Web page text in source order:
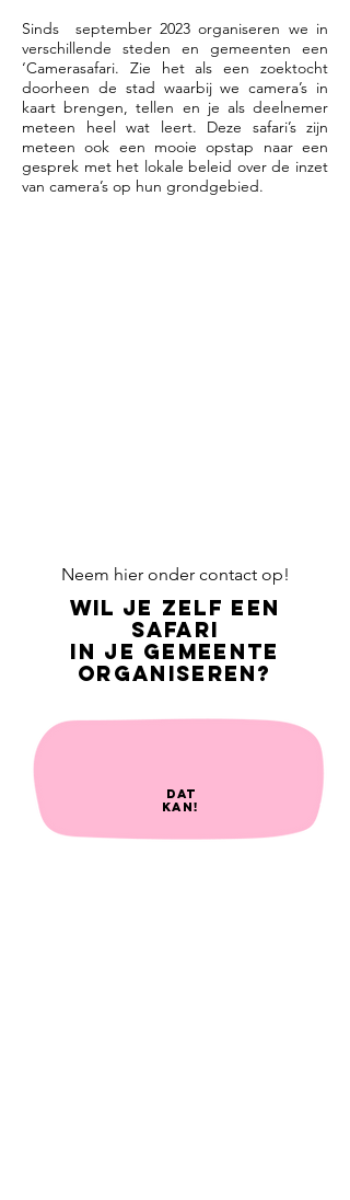
Sinds september 2023 organiseren we in
verschillende steden en gemeenten een
‘Camerasafari. Zie het als een zoektocht
doorheen de stad waarbij we camera’s in
kaart brengen, tellen en je als deelnemer
meteen heel wat leert. Deze safari’s zijn
meteen ook een mooie opstap naar een
gesprek met het lokale beleid over de inzet
van camera’s op hun grondgebied.
Neem hier onder contact op!
Wil je zelf een
safari
in je gemeente
organiseren?
dat
kan!